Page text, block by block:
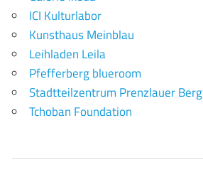
ICI Kulturlabor
Kunsthaus Meinblau
Leihladen Leila
Pfefferberg blueroom
Stadtteilzentrum Prenzlauer Berg
Tchoban Foundation